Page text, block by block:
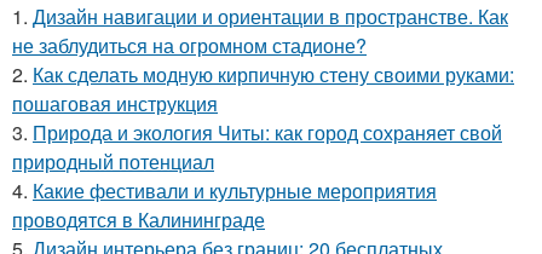
1. Дизайн навигации и ориентации в пространстве. Как
не заблудиться на огромном стадионе?
2. Как сделать модную кирпичную стену своими руками:
пошаговая инструкция
3. Природа и экология Читы: как город сохраняет свой
природный потенциал
4. Какие фестивали и культурные мероприятия
проводятся в Калининграде
5. Дизайн интерьера без границ: 20 бесплатных